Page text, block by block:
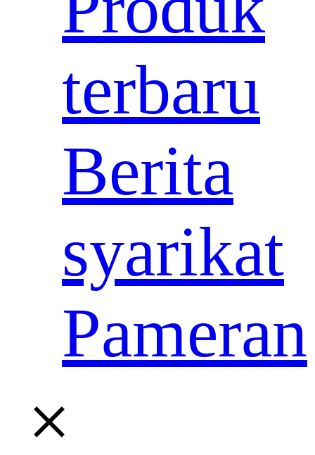
terbaru
Berita
syarikat
Pameran